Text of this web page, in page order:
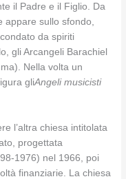
il Padre e il Figlio. Da
appare sullo sfondo,
da spiriti
gli Arcangeli Barachiel
Nella volta un
gliAngeli musicisti
l’altra chiesa intitolata
progettata
1976) nel 1966, poi
finanziarie. La chiesa